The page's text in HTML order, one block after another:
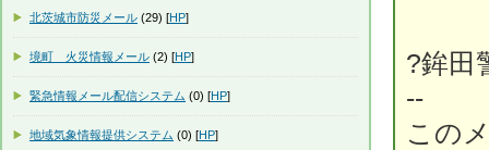
?鉾田
--
この
北茨城市防災メール (29) [HP]
境町 火災情報メール (2) [HP]
緊急情報メール配信システム (0) [HP]
地域気象情報提供システム (0) [HP]